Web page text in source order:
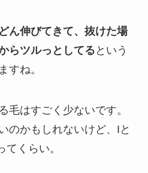
ん伸びてきて、抜けた場
らツルっとしてる という
すね。
毛はすごく少ないです。
のかもしれないけど、Iと
くらい。